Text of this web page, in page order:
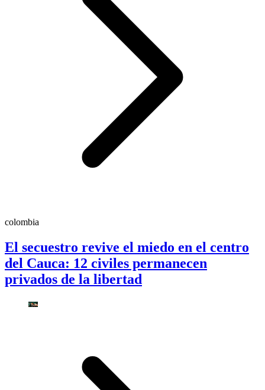
colombia
El secuestro revive el miedo en el centro
del Cauca: 12 civiles permanecen
privados de la libertad